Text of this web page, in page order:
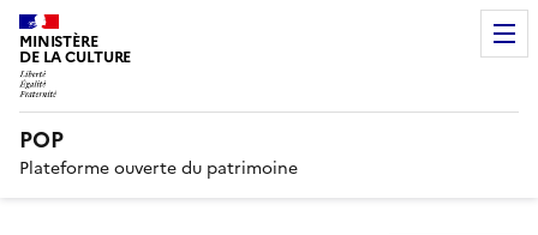
MINISTÈRE
DE LA CULTURE
POP
Plateforme ouverte du patrimoine